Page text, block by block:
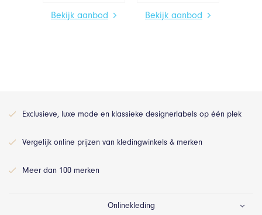
Bekijk aanbod Bekijk aanbod
Exclusieve, luxe mode en klassieke designerlabels op één plek
Vergelijk online prijzen van kledingwinkels & merken
Meer dan 100 merken
Onlinekleding